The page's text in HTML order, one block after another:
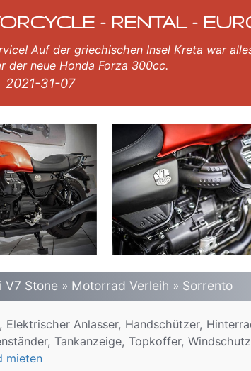
vermietung
- RENTAL -
Auf der griechischen Insel Kreta war
der neue Honda Forza 300cc.
2021-31-07
V7 Stone » Motorrad Verleih » Sorrento
Elektrischer Anlasser, Handschützer,
Tankanzeige, Topkoffer,
mieten